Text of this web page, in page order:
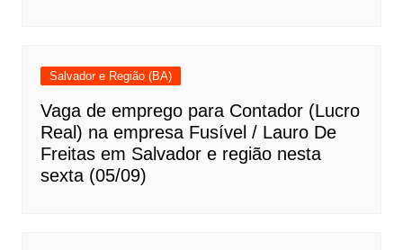
Salvador e Região (BA)
Vaga de emprego para Contador (Lucro
Real) na empresa Fusível / Lauro De
Freitas em Salvador e região nesta
sexta (05/09)